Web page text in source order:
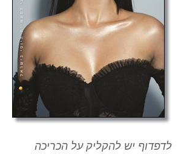
לדפדוף יש להקליק על הכריכה